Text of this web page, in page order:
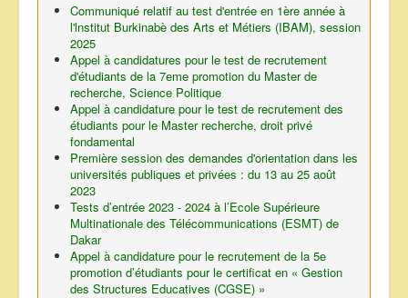
Communiqué relatif au test d'entrée en 1ère année à
l'lnstitut Burkinabè des Arts et Métiers (IBAM), session
2025
Appel à candidatures pour le test de recrutement
d'étudiants de la 7eme promotion du Master de
recherche, Science Politique
Appel à candidature pour le test de recrutement des
étudiants pour le Master recherche, droit privé
fondamental
Première session des demandes d'orientation dans les
universités publiques et privées : du 13 au 25 août
2023
Tests d’entrée 2023 - 2024 à l’Ecole Supérieure
Multinationale des Télécommunications (ESMT) de
Dakar
Appel à candidature pour le recrutement de la 5e
promotion d’étudiants pour le certificat en « Gestion
des Structures Educatives (CGSE) »